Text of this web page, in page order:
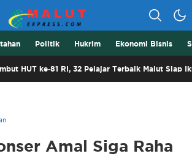
Politik Hukrim Ekonomi Bisnis
ke-81 RI, 32 Pelajar Terbaik Malut Siap Ikuti
Amal Siga Raha